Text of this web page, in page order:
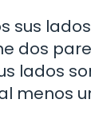
sus
dos
lados
menos